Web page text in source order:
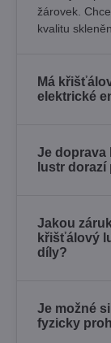
žárovek.
kvalitu
Má
elektrické
Je doprava
lustr
Jakou
křišťálový
díly?
Je možné
fyzicky